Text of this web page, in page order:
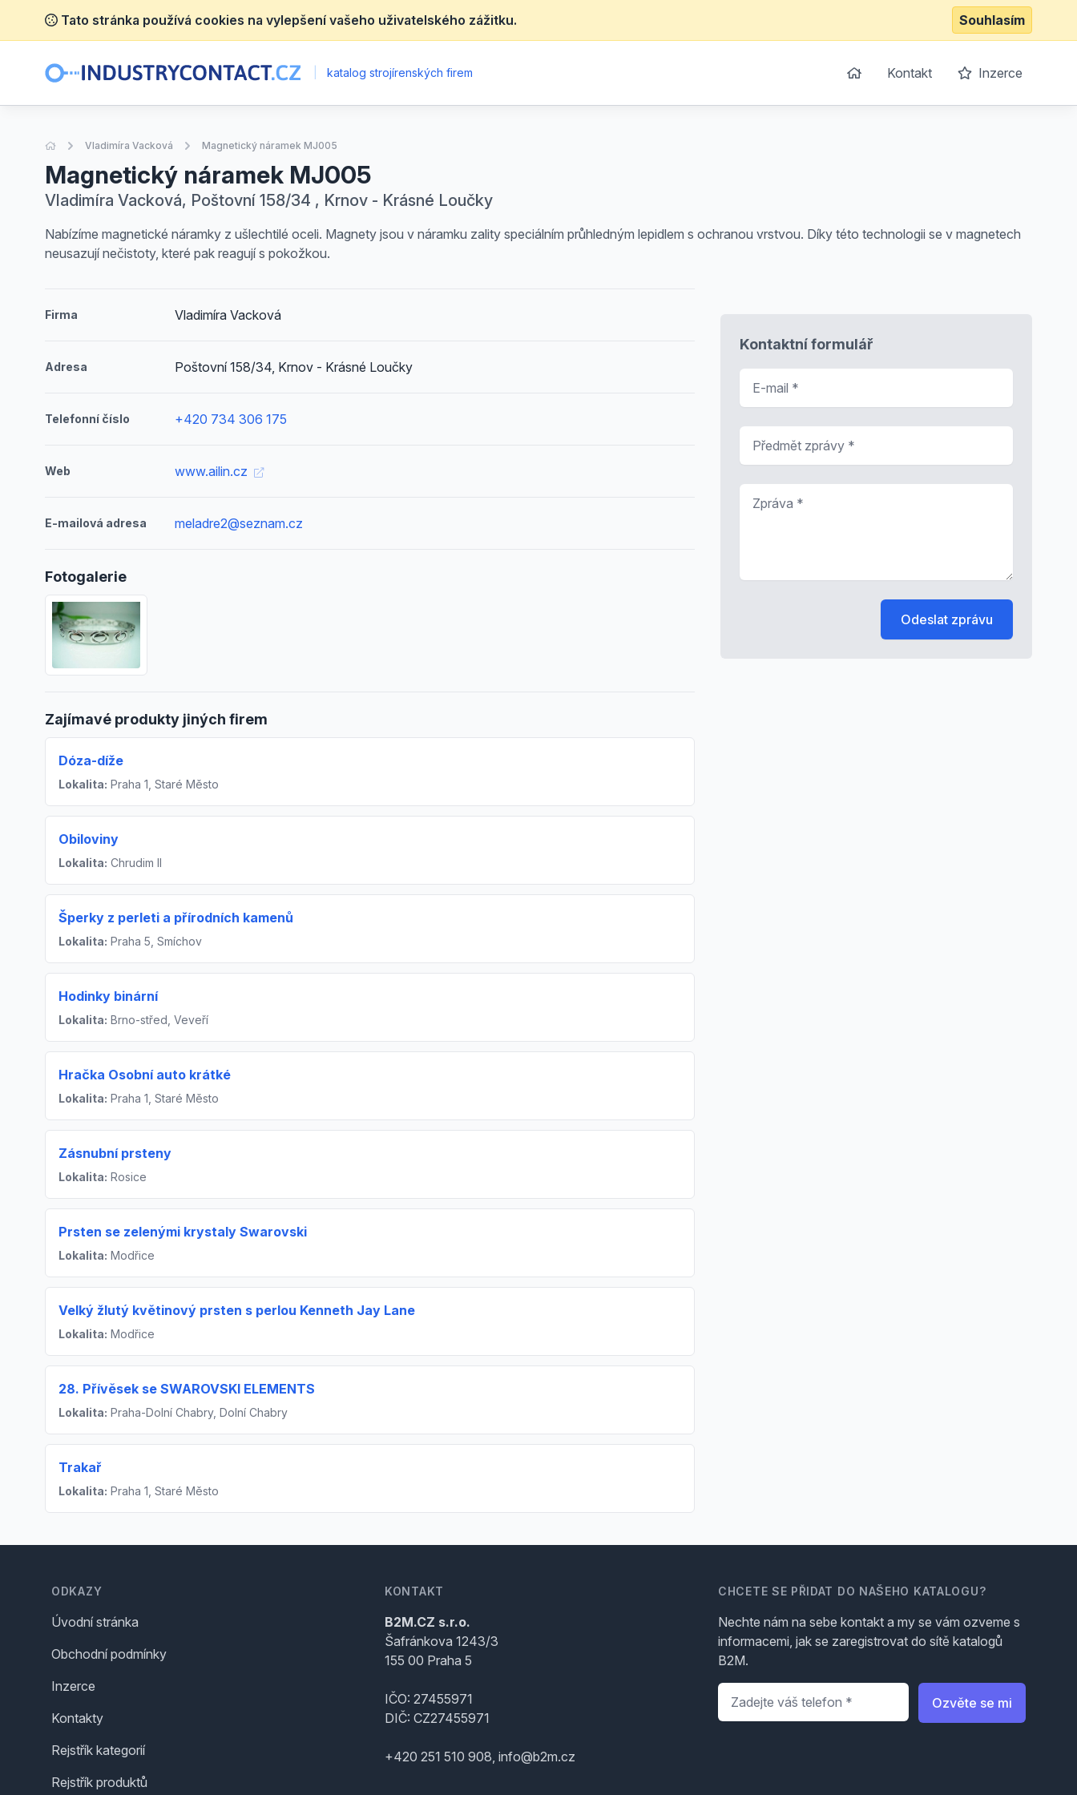
Tato stránka používá cookies na vylepšení vašeho uživatelského zážitku. Souhlasím
katalog strojírenských firem Kontakt Inzerce
Úvodní stránka
Vladimíra Vacková Magnetický náramek MJ005
Magnetický náramek MJ005
Vladimíra Vacková, Poštovní 158/34 , Krnov - Krásné Loučky
Nabízíme magnetické náramky z ušlechtilé oceli. Magnety jsou v náramku zality speciálním průhledným lepidlem s ochranou vrstvou. Díky této technologii se v magnetech
neusazují nečistoty, které pak reagují s pokožkou.
Firma Vladimíra Vacková
Adresa Poštovní 158/34, Krnov - Krásné Loučky
Telefonní číslo +420 734 306 175
Web www.ailin.cz
E-mailová adresa meladre2@seznam.cz
Fotogalerie
Zajímavé produkty jiných firem
Dóza-díže
Lokalita: Praha 1, Staré Město
Obiloviny
Lokalita: Chrudim II
Šperky z perleti a přírodních kamenů
Lokalita: Praha 5, Smíchov
Hodinky binární
Lokalita: Brno-střed, Veveří
Hračka Osobní auto krátké
Lokalita: Praha 1, Staré Město
Zásnubní prsteny
Lokalita: Rosice
Prsten se zelenými krystaly Swarovski
Lokalita: Modřice
Velký žlutý květinový prsten s perlou Kenneth Jay Lane
Lokalita: Modřice
28. Přívěsek se SWAROVSKI ELEMENTS
Lokalita: Praha-Dolní Chabry, Dolní Chabry
Trakař
Lokalita: Praha 1, Staré Město
Kontaktní formulář
Odeslat zprávu
ODKAZY
Úvodní stránka
Obchodní podmínky
Inzerce
Kontakty
Rejstřík kategorií
Rejstřík produktů
KONTAKT
B2M.CZ s.r.o.
Šafránkova 1243/3
155 00 Praha 5
IČO: 27455971
DIČ: CZ27455971
+420 251 510 908, info@b2m.cz
CHCETE SE PŘIDAT DO NAŠEHO KATALOGU?
Nechte nám na sebe kontakt a my se vám ozveme s
informacemi, jak se zaregistrovat do sítě katalogů
B2M.
Telefon
Ozvěte se mi